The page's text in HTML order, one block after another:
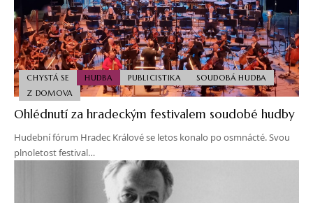
CHYSTÁ SE HUDBA PUBLICISTIKA
SOUDOBÁ HUDBA
Z DOMOVA
Ohlédnutí za hradeckým festivalem soudobé hudby
Hudební fórum Hradec Králové se letos konalo po osmnácté. Svou
plnoletost festival…